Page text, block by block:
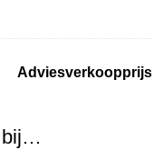
Adviesverkoopprijs
bij…